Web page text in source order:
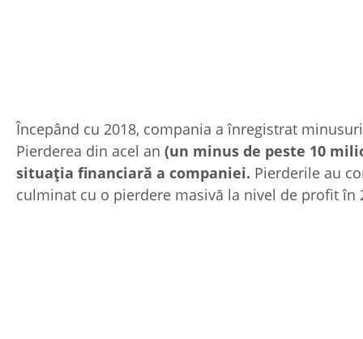
Începând cu 2018, compania a înregistrat
Pierderea din acel an (un minus de peste 10
situația financiară a companiei. Pierderile au
culminat cu o pierdere masivă la nivel de profit în